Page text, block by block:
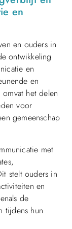
en
en ouders in
ontwikkeling
en
en
het delen
voor
gemeenschap
met
stelt ouders in
en
de
tijdens hun